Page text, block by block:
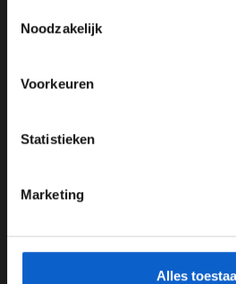
Noodzakelijk
Voorkeuren
Statistieken
Marketing
Alles
gang. Het doel voor Piastri is
DRS te krijgen. Ondertussen
Lap 10/19
We zijn over de helft en dit is de
punten kan gaan pakken.
3) Russell
gegevensgebruik en -